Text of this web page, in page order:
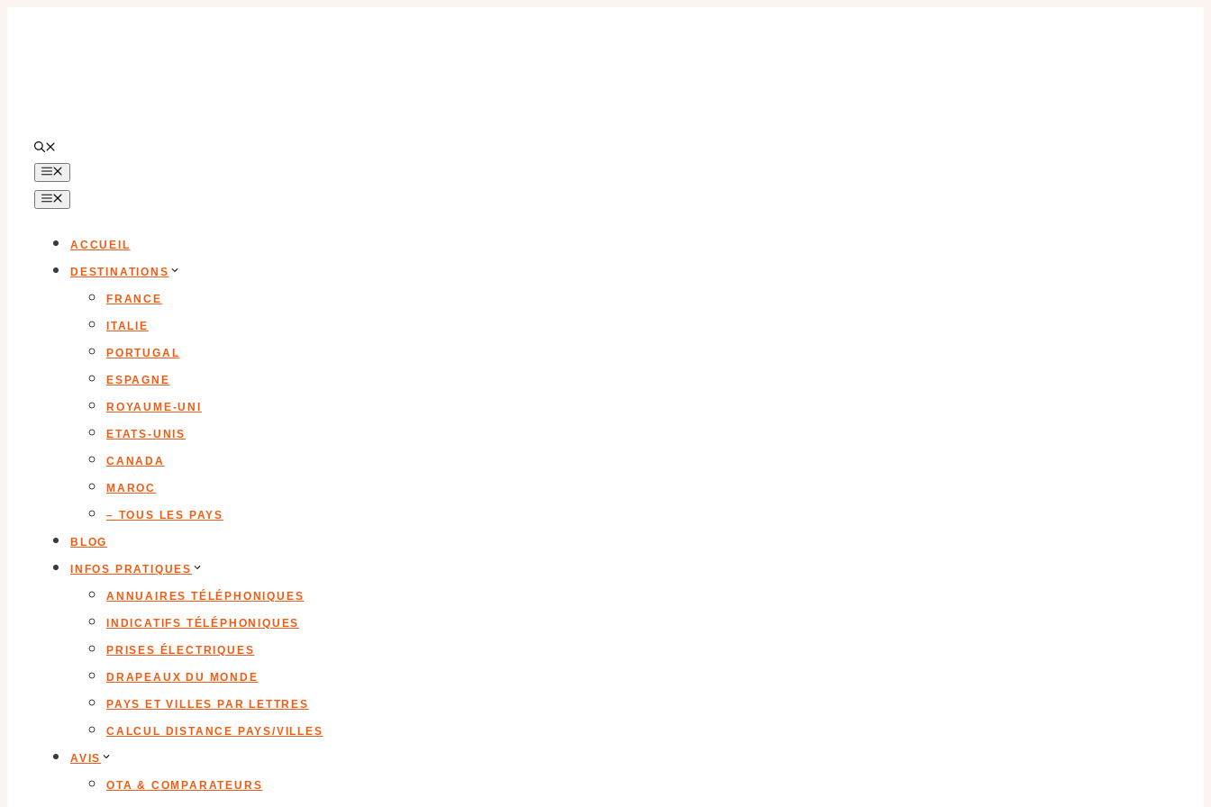
ACCUEIL
DESTINATIONS
FRANCE
ITALIE
PORTUGAL
ESPAGNE
ROYAUME-UNI
ETATS-UNIS
CANADA
MAROC
– TOUS LES PAYS
BLOG
INFOS PRATIQUES
ANNUAIRES TÉLÉPHONIQUES
INDICATIFS TÉLÉPHONIQUES
PRISES ÉLECTRIQUES
DRAPEAUX DU MONDE
PAYS ET VILLES PAR LETTRES
CALCUL DISTANCE PAYS/VILLES
AVIS
OTA & COMPARATEURS